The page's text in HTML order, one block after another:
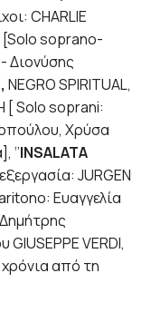
CHARLIE
[Solo soprano-
Διονύσης
NEGRO SPIRITUAL,
[ Solo soprani:
Χρύσα
INSALATA
JURGEN
Ευαγγελία
VERDI,
από τη